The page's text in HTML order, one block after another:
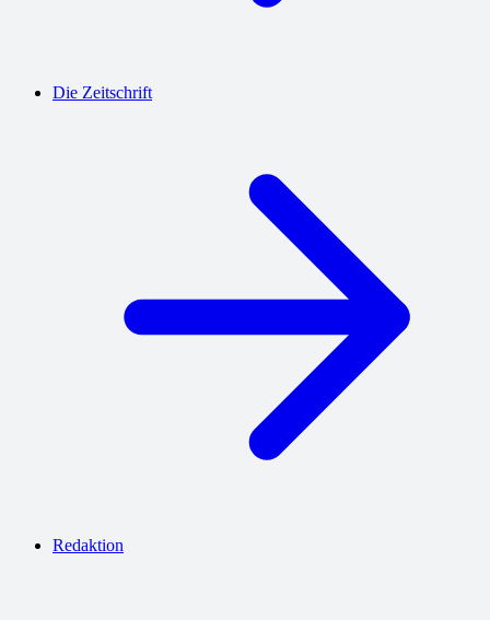
Die Zeitschrift
Redaktion